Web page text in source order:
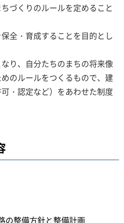
づくりのルールを定めること
全・育成することを目的とし
り、自分たちのまちの将来像
のルールをつくるもので、建
・認定など）をあわせた制度
の整備方針と整備計画